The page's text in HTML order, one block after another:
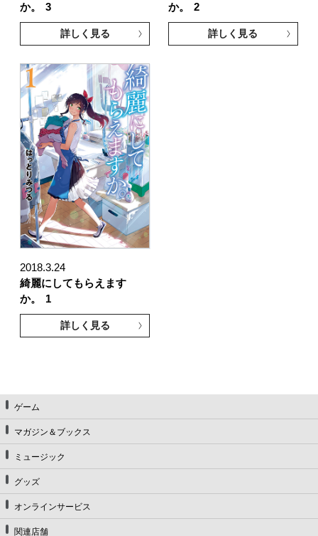
か。
3
詳しく見る
か。
2
詳しく見る
2018.3.24
綺麗にしてもらえます
か。
1
詳しく見る
ゲーム
マガジン＆ブックス
ミュージック
グッズ
オンラインサービス
関連店舗